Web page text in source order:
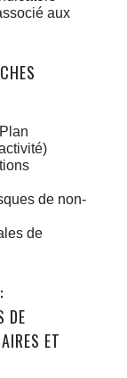
aux
de non-
de
DE
ET